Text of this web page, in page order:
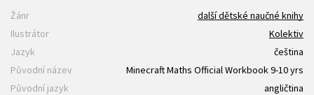
Žánr
další dětské naučné knihy
Ilustrátor
Kolektiv
Jazyk
čeština
Původní název
Minecraft Maths Official Workbook 9-10 yrs
Původní jazyk
angličtina